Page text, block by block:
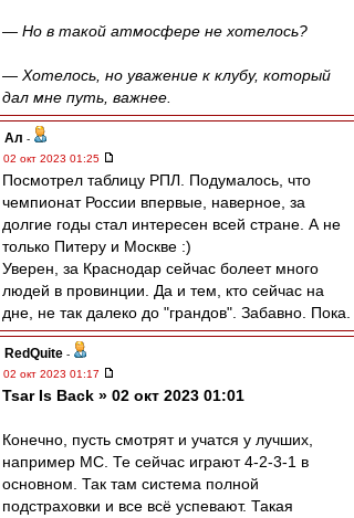
— Но в такой атмосфере не хотелось?
— Хотелось, но уважение к клубу, который
дал мне путь, важнее.
Ал -
02 окт 2023 01:25
Посмотрел таблицу РПЛ. Подумалось, что
чемпионат России впервые, наверное, за
долгие годы стал интересен всей стране. А не
только Питеру и Москве :)
Уверен, за Краснодар сейчас болеет много
людей в провинции. Да и тем, кто сейчас на
дне, не так далеко до "грандов". Забавно. Пока.
RedQuite -
02 окт 2023 01:17
Tsar Is Back » 02 окт 2023 01:01
Конечно, пусть смотрят и учатся у лучших,
например МС. Те сейчас играют 4-2-3-1 в
основном. Так там система полной
подстраховки и все всё успевают. Такая